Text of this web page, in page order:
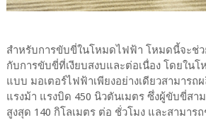
สำหรับการขับขี่ในโหมดไฟฟ้า โหมดนี้จะช่
กับการขับขี่ที่เงียบสงบและต่อเนื่อง โดยใน
แบบ มอเตอร์ไฟฟ้าเพียงอย่างเดียวสามารถ
แรงม้า แรงบิด 450 นิวตันเมตร ซึ่งผู้ขับขี่สา
สูงสุด 140 กิโลเมตร ต่อ ชั่วโมง และสามาร